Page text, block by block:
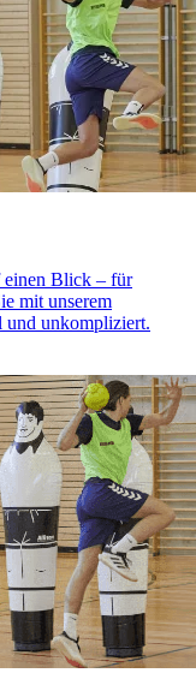
einen Blick – für
mit unserem
und unkompliziert.